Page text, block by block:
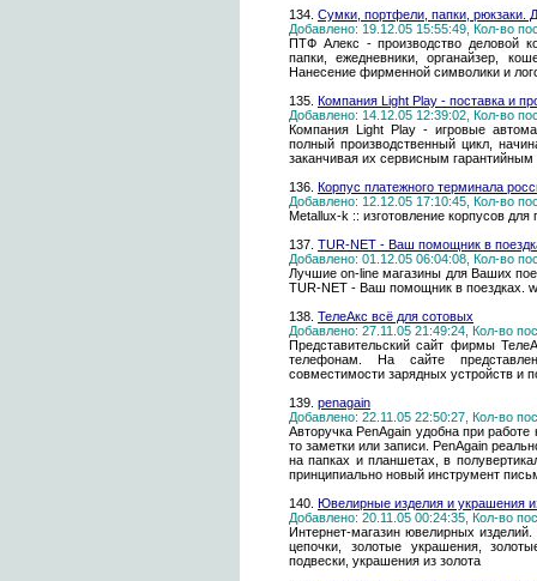
134. Сумки, портфели, папки, рюкзаки.
Добавлено: 19.12.05 15:55:49, Кол-во
ПТФ Алекс - производство деловой
папки, ежедневники, органайзер,
Нанесение фирменной символики и
135. Компания Light Play - поставка и
Добавлено: 14.12.05 12:39:02, Кол-во
Компания Light Play - игровые
полный производственный цикл,
заканчивая их сервисным
136. Корпус платежного терминала
Добавлено: 12.12.05 17:10:45, Кол-во
Metallux-k :: изготовление корпусов
137. TUR-NET - Ваш помощник в
Добавлено: 01.12.05 06:04:08, Кол-во
Лучшие on-line магазины для Ваших
TUR-NET - Ваш помощник в поездках.
138. ТелеАкс всё для сотовых
Добавлено: 27.11.05 21:49:24, Кол-во
Представительский сайт фирмы
телефонам. На сайте
совместимости зарядных устройств и
139. penagain
Добавлено: 22.11.05 22:50:27, Кол-во
Авторучка PenAgain удобна при
то заметки или записи. PenAgain
на папках и планшетах, в
принципиально новый инструмент
140. Ювелирные изделия и украшения
Добавлено: 20.11.05 00:24:35, Кол-во
Интернет-магазин ювелирных
цепочки, золотые украшения,
подвески, украшения из золота